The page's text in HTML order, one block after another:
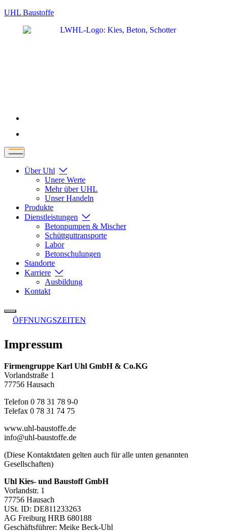
UHL Baustoffe
Über Uhl
Unere Werte
Mehr über UHL
Unser Handeln
Produkte
Dienstleistungen
Betonpumpen & Mischer
Schüttguttransporte
Labor
Betonschulungen
Standorte
Karriere
Ausbildung
Kontakt
ÖFFNUNGSZEITEN
Impressum
Firmengruppe Karl Uhl GmbH & Co.KG
Vorlandstraße 1
77756 Hausach
Telefon 0 78 31 78 9-0
Telefax 0 78 31 74 75
www.uhl-baustoffe.de
info@uhl-baustoffe.de
(Diese Kontaktdaten gelten auch für alle unten genannten
Gesellschaften)
Uhl Kies- und Baustoff GmbH
Vorlandstr. 1
77756 Hausach
USt. ID: DE811233263
AG Freiburg HRB 680188
Geschäftsführer: Meike Beck-Uhl